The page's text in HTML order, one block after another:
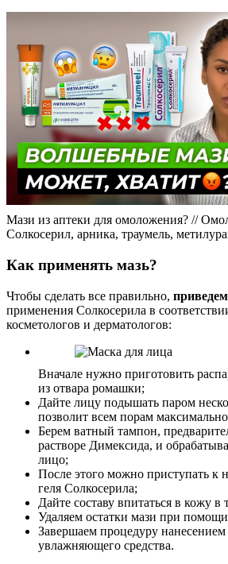
Мази из аптеки для омоложения? //
Солкосерил, арника, траумель,
Как применять мазь?
Чтобы сделать все правильно,
применения Солкосерила в
косметологов и дерматологов:
Вначале нужно приготовить
из отвара ромашки;
Дайте лицу подышать паром
позволит всем порам
Берем ватный тампон,
растворе Димексида, и
лицо;
После этого можно приступать к
геля Солкосерила;
Дайте составу впитаться в кожу в
Удаляем остатки мази при
Завершаем процедуру нанесением
увлажняющего средства.